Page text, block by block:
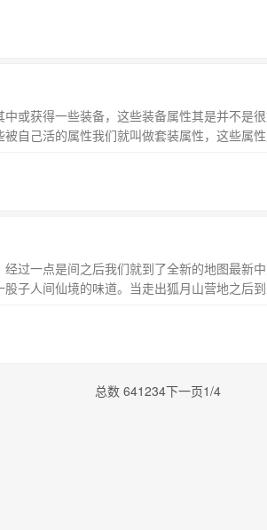
或获得一些装备，这些装备属性其是并不
自己活的属性我们就叫做套装属性，这些属
过一点是间之后我们就到了全新的地图最
子人间仙境的味道。当走出狐月山营地之后
总数 641234下一页1/4